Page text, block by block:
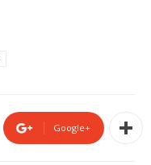
Google+